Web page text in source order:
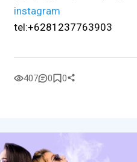
instagram
tel:+6281237763903
407 0 0